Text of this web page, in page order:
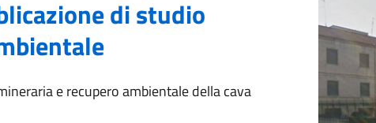
di studio
e recupero ambientale della cava